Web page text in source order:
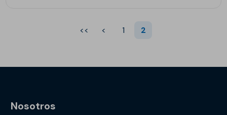
<< < 1 2
Nosotros